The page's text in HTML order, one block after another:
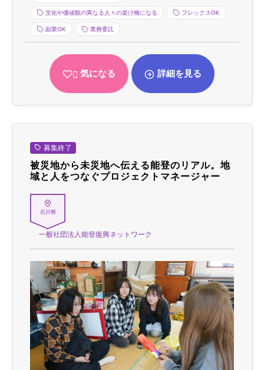
文化や価値観の異なる人々の架け橋になる フレックスOK
副業OK 業務委託
気になる 詳細を見る
募集終了
被災地から未災地へ伝える能登のリアル。地
域と人をつなぐプロジェクトマネージャー
石川県
一般社団法人能登復興ネットワーク